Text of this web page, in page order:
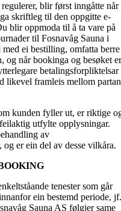
blir først inngåtte når
skriftleg til den oppgitte e-
blir oppmoda til å ta vare på
til Fosnavåg Sauna i
ei bestilling, omfatta berre
og når bookinga og besøket er
betalingsforpliktelsar
likevel framleis mellom
kunden fyller ut, er riktige
utfylte opplysningar.
av
er ein del av desse vilkåra.
tenester som går
ein bestemd periode, jf.
Sauna AS følgjer same